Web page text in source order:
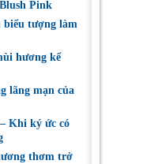
Pink
biểu tượng làm
hương kể
lãng mạn của
Khi ký ức có
thơm trở